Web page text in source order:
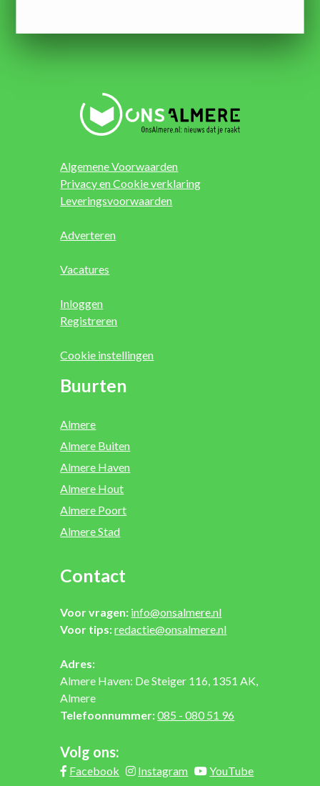
Algemene Voorwaarden
Privacy en Cookie verklaring
Leveringsvoorwaarden
Adverteren
Vacatures
Inloggen
Registreren
Cookie instellingen
Buurten
Almere
Almere Buiten
Almere Haven
Almere Hout
Almere Poort
Almere Stad
Contact
Voor vragen: info@onsalmere.nl
Voor tips:redactie@onsalmere.nl
Adres:
Almere Haven: De Steiger 116, 1351 AK,
Almere
Telefoonnummer:085 - 080 51 96
Volg ons:
Facebook Instagram YouTube